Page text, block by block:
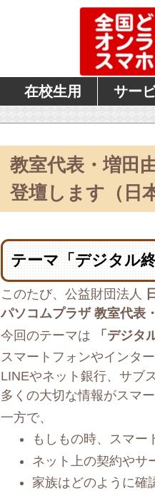
在校生用 サー
教室代表・増田
登壇します（日
テーマ「デジタル終
このたび、公益財団法人
パソコムプラザ 教室代表
今回のテーマは
「デジタ
スマートフォンやインタ
LINEやネット銀行、サブ
多くの大切な情報がスマ
一方で、
もしもの時、スマー
ネット上の契約やサ
家族はどのように確